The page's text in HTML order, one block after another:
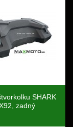
SHARK
zadný